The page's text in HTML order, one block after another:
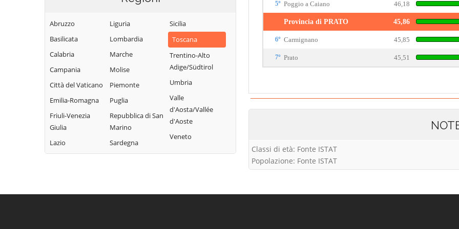
Abruzzo
Basilicata
Calabria
Campania
Città del Vaticano
Emilia-Romagna
Friuli-Venezia
Giulia
Lazio
Liguria
Lombardia
Marche
Molise
Piemonte
Puglia
Repubblica di San
Marino
Sardegna
Sicilia
Toscana
Trentino-Alto
Adige/Südtirol
Umbria
Valle
d'Aosta/Vallée
d'Aoste
Veneto
5° Poggio a Caiano 46,18
Provincia di PRATO 45,86
6° Carmignano 45,85
7° Prato 45,51
Classi di età: Fonte ISTAT
Popolazione: Fonte ISTAT